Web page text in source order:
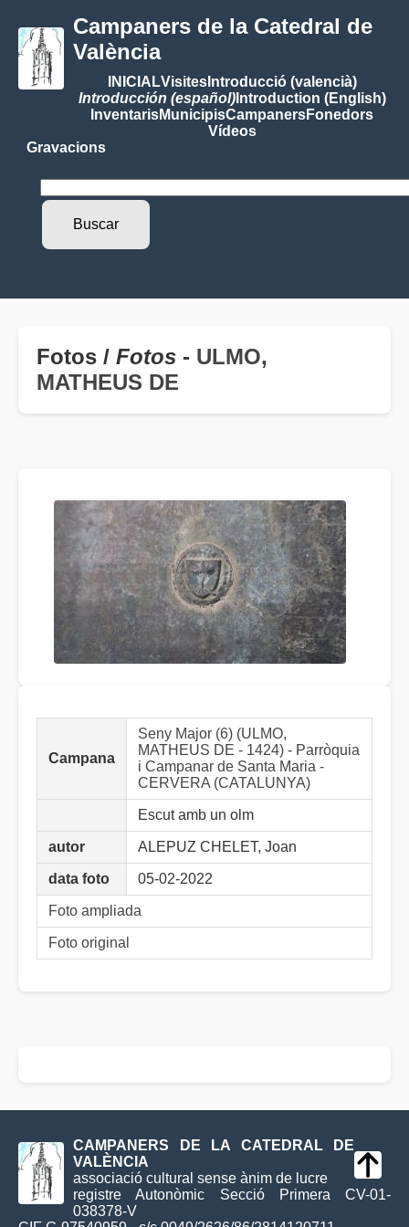
Campaners de la Catedral de
València
INICIALVisitesIntroducció (valencià)
Introducción (español)Introduction (English)
InventarisMunicipisCampanersFonedors
Vídeos
Gravacions
Fotos / Fotos - ULMO,
MATHEUS DE
Campana
Seny Major (6) (ULMO,
MATHEUS DE - 1424) - Parròquia
i Campanar de Santa Maria -
CERVERA (CATALUNYA)
Escut amb un olm
autor ALEPUZ CHELET, Joan
data foto 05-02-2022
Foto ampliada
Foto original
CAMPANERS DE LA CATEDRAL DE
VALÈNCIA
associació cultural sense ànim de lucre
registre Autonòmic Secció Primera CV-01-
038378-V